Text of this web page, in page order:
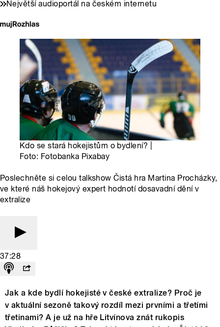
Největší audioportál na českém internetu
Kdo se stará hokejistům o bydlení? |
Foto: Fotobanka Pixabay
Poslechněte si celou talkshow Čistá hra Martina Procházky,
ve které náš hokejový expert hodnotí dosavadní dění v
extralize
37:28
Jak a kde bydlí hokejisté v české extralize? Proč je
v aktuální sezoně takový rozdíl mezi prvními a třetími
třetinami? A je už na hře Litvínova znát rukopis